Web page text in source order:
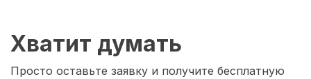
Хватит думать
Просто оставьте заявку и получите бесплатную